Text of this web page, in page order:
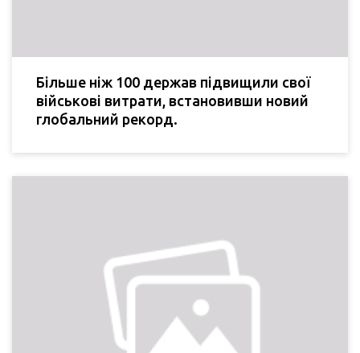
Більше ніж 100 держав підвищили свої
військові витрати, встановивши новий
глобальний рекорд.